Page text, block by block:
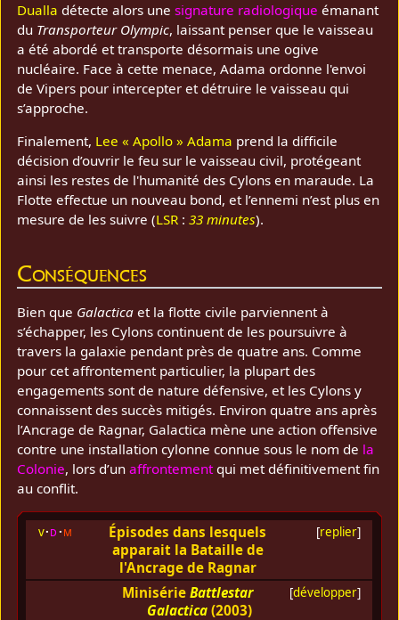
Dualla détecte alors unesignature radiologique émanant
du Transporteur Olympic, laissant penser que le vaisseau
a été abordé et transporte désormais une ogive
nucléaire. Face à cette menace, Adama ordonne l'envoi
de Vipers pour intercepter et détruire le vaisseau qui
s’approche.
Finalement, Lee « Apollo » Adama prend la difficile
décision d’ouvrir le feu sur le vaisseau civil, protégeant
ainsi les restes de l'humanité des Cylons en maraude. La
Flotte effectue un nouveau bond, et l’ennemi n’est plus en
mesure de les suivre (LSR :33 minutes).
Conséquences
Bien que Galactica et la flotte civile parviennent à
s’échapper, les Cylons continuent de les poursuivre à
travers la galaxie pendant près de quatre ans. Comme
pour cet affrontement particulier, la plupart des
engagements sont de nature défensive, et les Cylons y
connaissent des succès mitigés. Environ quatre ans après
l’Ancrage de Ragnar, Galactica mène une action offensive
contre une installation cylonne connue sous le nom de la
Colonie, lors d’unaffrontement qui met définitivement fin
au conflit.
[replier]
v d m
Épisodes dans lesquels
apparait la Bataille de
l'Ancrage de Ragnar
[développer]
MinisérieBattlestar
Galactica(2003)